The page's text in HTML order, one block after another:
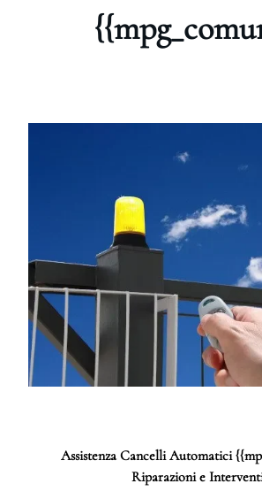
Assistenza Cancelli Automatici
Riparazioni e